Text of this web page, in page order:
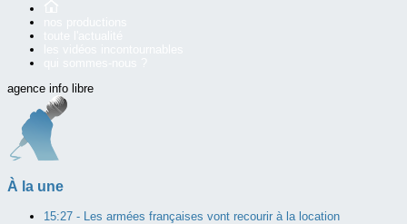
agence info libre
À la une
15:27 - Les armées françaises vont recourir à la location